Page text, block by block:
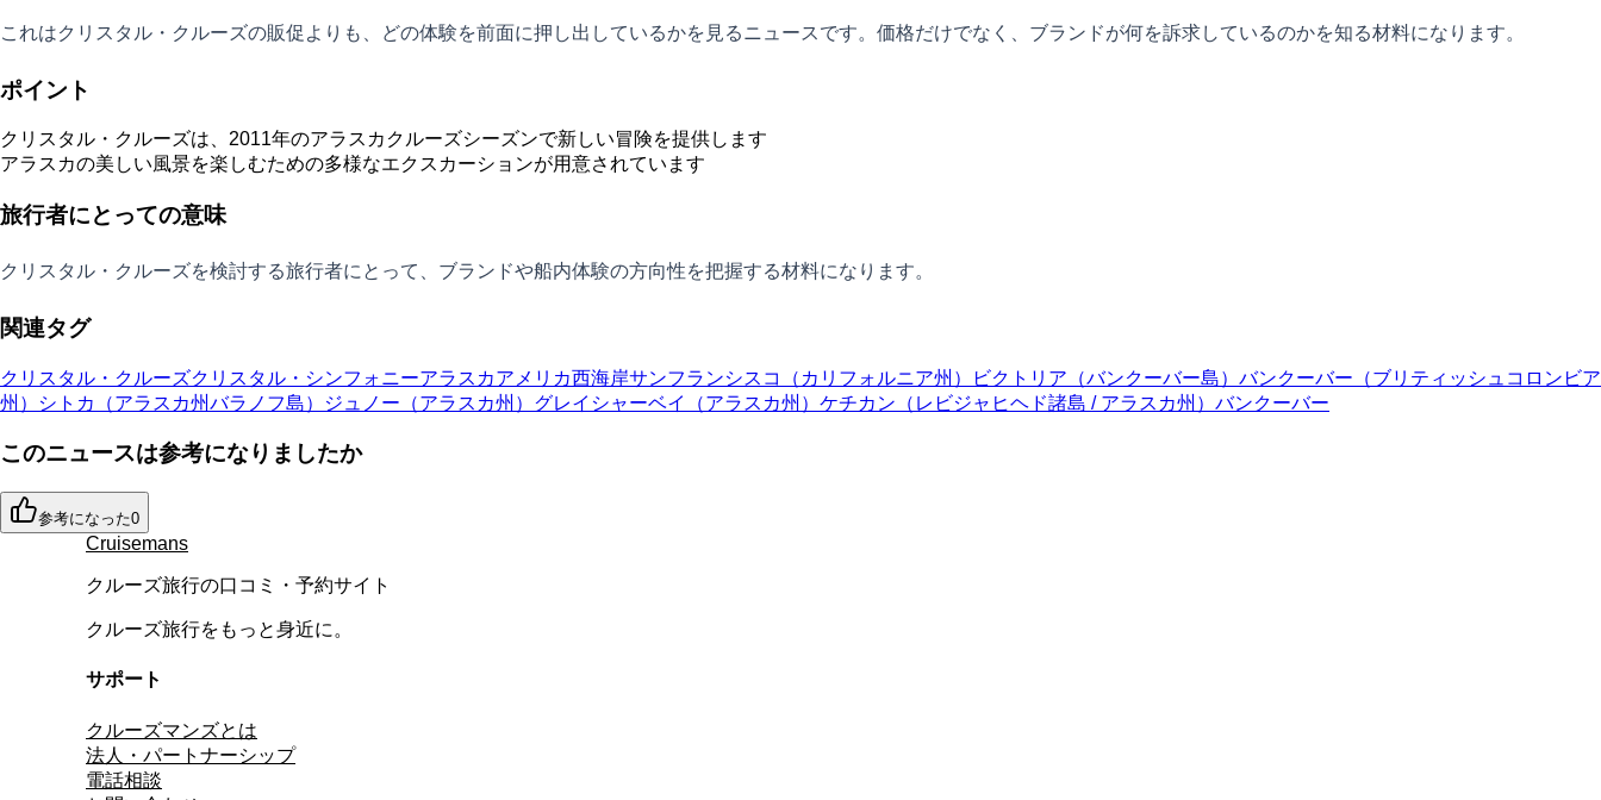
これはクリスタル・クルーズの販促よりも、どの体験を前面に押し出しているかを見るニュースです。価格だけでなく、ブランドが何を訴求しているのかを知る材料になります。
ポイント
クリスタル・クルーズは、2011年のアラスカクルーズシーズンで新しい冒険を提供します
アラスカの美しい風景を楽しむための多様なエクスカーションが用意されています
旅行者にとっての意味
クリスタル・クルーズを検討する旅行者にとって、ブランドや船内体験の方向性を把握する材料になります。
関連タグ
クリスタル・クルーズクリスタル・シンフォニーアラスカアメリカ西海岸サンフランシスコ（カリフォルニア州） ビクトリア（バンクーバー島） バンクーバー（ブリティッシュコロンビア
州）
シトカ（アラスカ州バラノフ島） ジュノー（アラスカ州） グレイシャーベイ（アラスカ州） ケチカン（レビジャヒヘド諸島 / アラスカ州） バンクーバー
このニュースは参考になりましたか
参考になった0
Cruisemans
クルーズ旅行の口コミ・予約サイト
クルーズ旅行をもっと身近に。
サポート
クルーズマンズとは
法人・パートナーシップ
電話相談